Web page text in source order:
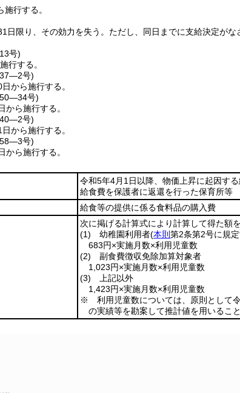
行する。
日限り、その効力を失う。 ただし、同日までに支給決定が
号)
行する。
号)
から施行する。
号)
から施行する。
号)
から施行する。
号)
から施行する。
令和5年4月1日以降、物価上昇に起因す
給食費を保護者に返還を行った保育所等
給食等の提供に係る食料品の購入費
次に掲げる計算式により計算して得た額
(1) 幼稚園利用者(本則 第2条第2号に規
683円×実施月数×利用児童数
(2) 副食費徴収免除加算対象者
1,023円×実施月数×利用児童数
(3) 上記以外
1,423円×実施月数×利用児童数
※ 利用児童数については、原則として
の実績等を勘案して推計値を用いるこ